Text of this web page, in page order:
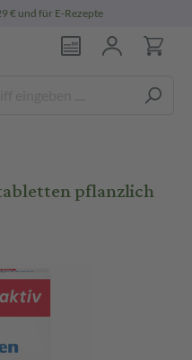
€ und für E-Rezepte
pflanzlich